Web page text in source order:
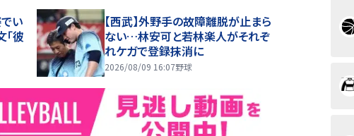
い
「彼
【西武】外野手の故障離脱が止まら
ない…林安可と若林楽人がそれぞ
れケガで登録抹消に
2026/08/09 16:07野球